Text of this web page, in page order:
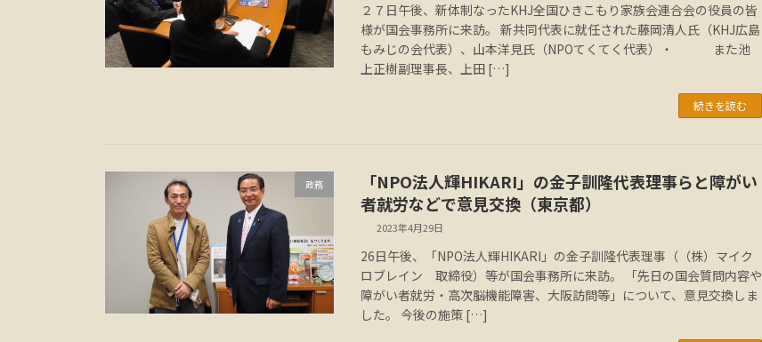
２７日午後、新体制なったKHJ全国ひきこもり家族会連合会の役員の皆
様が国会事務所に来訪。 新共同代表に就任された藤岡清人氏（KHJ広島
もみじの会代表）、山本洋見氏（NPOてくてく代表）・ また池
上正樹副理事長、上田 […]
続きを読む
政務
「NPO法人輝HIKARI」の金子訓隆代表理事らと障がい
者就労などで意見交換（東京都）
2023年4月29日
26日午後、「NPO法人輝HIKARI」の金子訓隆代表理事（（株）マイク
ロブレイン 取締役）等が国会事務所に来訪。 「先日の国会質問内容や
障がい者就労・高次脳機能障害、大阪訪問等」について、意見交換しま
した。 今後の施策 […]